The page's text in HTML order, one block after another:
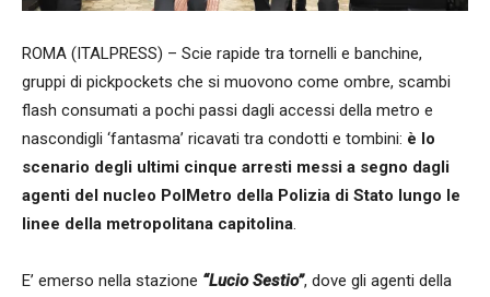
ROMA (ITALPRESS) – Scie rapide tra tornelli e banchine,
gruppi di pickpockets che si muovono come ombre, scambi
flash consumati a pochi passi dagli accessi della metro e
nascondigli ‘fantasma’ ricavati tra condotti e tombini: è lo
scenario degli ultimi cinque arresti messi a segno dagli
agenti del nucleo PolMetro della Polizia di Stato lungo le
linee della metropolitana capitolina.
E’ emerso nella stazione “Lucio Sestio”, dove gli agenti della